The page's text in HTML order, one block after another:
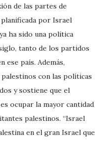
de las partes de
por Israel
ha sido una política
tanto de los partidos
ese país. Además,
con las políticas
y sostiene que el
ocupar la mayor cantidad
palestinos. “Israel
en el gran Israel que